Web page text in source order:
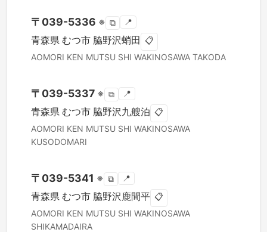
〒 039-5336 ※ ⧉ 📍
青森県 むつ市 脇野沢蛸田 📋
AOMORI KEN MUTSU SHI WAKINOSAWA TAKODA
〒 039-5337 ※ ⧉ 📍
青森県 むつ市 脇野沢九艘泊 📋
AOMORI KEN MUTSU SHI WAKINOSAWA
KUSODOMARI
〒 039-5341 ※ ⧉ 📍
青森県 むつ市 脇野沢鹿間平 📋
AOMORI KEN MUTSU SHI WAKINOSAWA
SHIKAMADAIRA